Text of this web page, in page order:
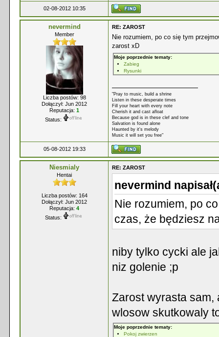
02-08-2012 10:35
nevermind
Member
Liczba postów: 98
Dołączył: Jun 2012
Reputacja: 1
Status:
RE: ZAROST
Nie rozumiem, po co się tym
zarost xD
Moje poprzednie tematy:
Zabieg
Rysunki
"Pray to music, build a shrine
Listen in these desperate times
Fill your heart with every note
Cherish it and cast afloat
Because god is in these clef and tone
Salvation is found alone
Haunted by it's melody
Music it will set you free"
05-08-2012 19:33
Niesmialy
Hentai
Liczba postów: 164
Dołączył: Jun 2012
Reputacja: 4
Status:
RE: ZAROST
nevermind
Nie rozumiem, po
czas, że będziesz
niby tylko cycki ale
niz golenie ;p
Zarost wyrasta sam,
wlosow skutkowaly
Moje poprzednie tematy:
Pokoj zwierzen